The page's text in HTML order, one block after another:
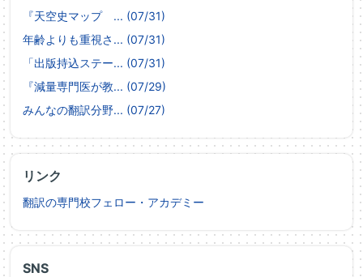
SNS
『天空史マップ ... (07/31)
年齢よりも重視さ... (07/31)
「出版持込ステー... (07/31)
『減量専門医が教... (07/29)
みんなの翻訳分野... (07/27)
リンク
翻訳の専門校フェロー・アカデミー